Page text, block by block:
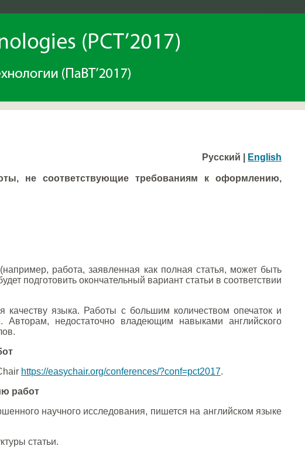
Русский | English
не соответствующие требованиям к оформлению,
работа, заявленная как полная статья, может быть
подготовить окончательный вариант статьи в соответствии
качеству языка. Работы с большим количеством опечаток и
Авторам, недостаточно владеющим навыками английского
https://easychair.org/conferences/?conf=pct2017.
работ
научного исследования, пишется на английском языке
статьи.